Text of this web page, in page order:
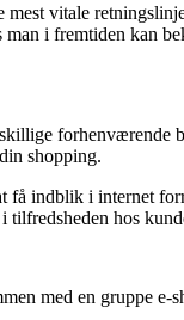
vitale
man i fremtiden
shopping.
få indblik i internet
tilfredsheden hos
med en gruppe